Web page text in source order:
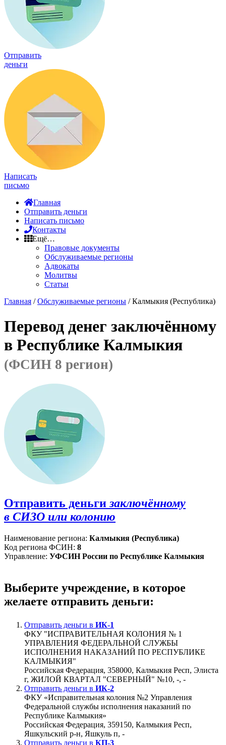
Отправить
деньги
Написать
письмо
Главная
Отправить деньги
Написать письмо
Контакты
Ещё…
Правовые документы
Обслуживаемые регионы
Адвокаты
Молитвы
Статьи
Главная /Обслуживаемые регионы / Калмыкия (Республика)
Перевод денег заключённому
в Республике Калмыкия
(ФСИН 8 регион)
Отправить деньги заключённому
в СИЗО или колонию
Наименование региона: Калмыкия (Республика)
Код региона ФСИН: 8
Управление: УФСИН России по Республике Калмыкия
Выберите учреждение, в которое
желаете отправить деньги:
Отправить деньги в ИК-1
ФКУ "ИСПРАВИТЕЛЬНАЯ КОЛОНИЯ № 1
УПРАВЛЕНИЯ ФЕДЕРАЛЬНОЙ СЛУЖБЫ
ИСПОЛНЕНИЯ НАКАЗАНИЙ ПО РЕСПУБЛИКЕ
КАЛМЫКИЯ"
Российская Федерация, 358000, Калмыкия Респ, Элиста
г, ЖИЛОЙ КВАРТАЛ "СЕВЕРНЫЙ" №10, -, -
Отправить деньги в ИК-2
ФКУ «Исправительная колония №2 Управления
Федеральной службы исполнения наказаний по
Республике Калмыкия»
Российская Федерация, 359150, Калмыкия Респ,
Яшкульский р-н, Яшкуль п, -
Отправить деньги в КП-3